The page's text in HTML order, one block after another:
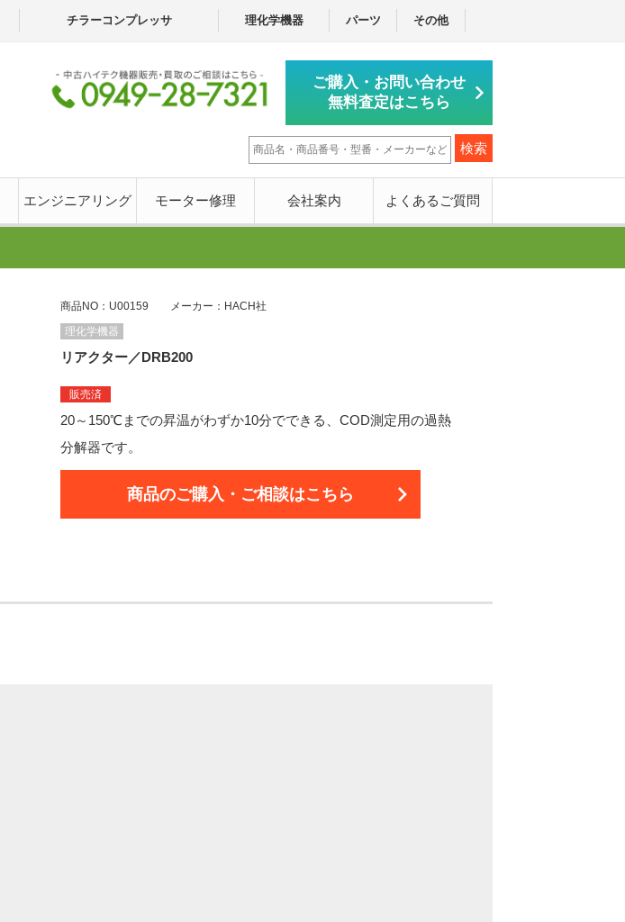
チラーコンプレッサ 理化学機器 パーツ その他
ご購入・お問い合わせ
無料査定はこちら
エンジニアリング モーター修理 会社案内 よくあるご質問
商品NO：U00159 メーカー：HACH社
理化学機器
リアクター／DRB200
販売済
20～150℃までの昇温がわずか10分でできる、COD測定用の過熱
分解器です。
商品のご購入・ご相談はこちら